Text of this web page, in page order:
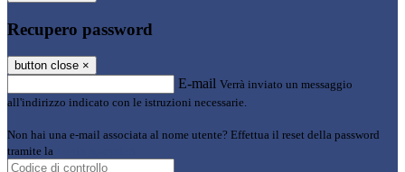
Recupero password
button close ×
E-mail Verrà inviato un messaggio
all'indirizzo indicato con le istruzioni necessarie.
Non hai una e-mail associata al nome utente? Effettua il reset della password
tramite la